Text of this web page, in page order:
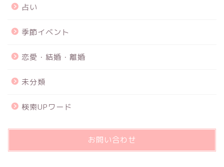
占い
季節イベント
恋愛・結婚・離婚
未分類
検索UPワード
お問い合わせ